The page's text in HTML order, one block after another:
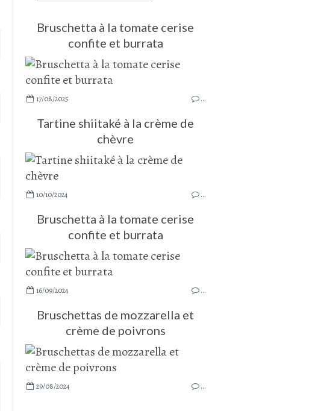
Bruschetta à la tomate cerise
confite et burrata
17/08/2025 …
Tartine shiitaké à la crème de
chèvre
10/10/2024 …
Bruschetta à la tomate cerise
confite et burrata
16/09/2024 …
Bruschettas de mozzarella et
crème de poivrons
29/08/2024 …